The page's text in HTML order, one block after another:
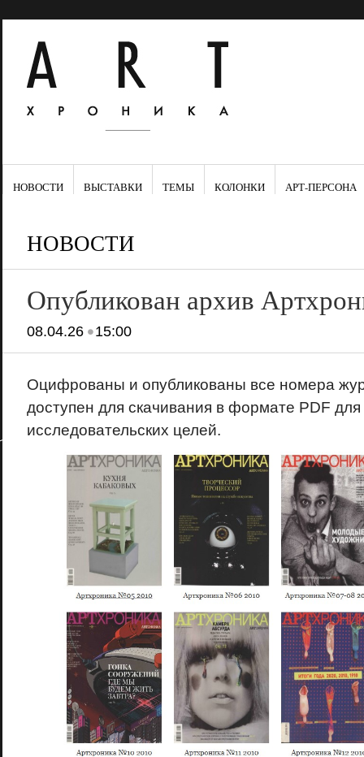
НОВОСТИ ВЫСТАВКИ ТЕМЫ КОЛОНКИ АРТ-ПЕРСОНА
НОВОСТИ
Опубликован архив
08.04.26•15:00
Оцифрованы и опубликованы все номера
доступен для скачивания в формате PDF
исследовательских целей.